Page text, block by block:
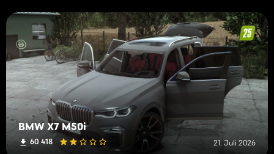
BMW X7 M50i
60 418 21. Juli 2026